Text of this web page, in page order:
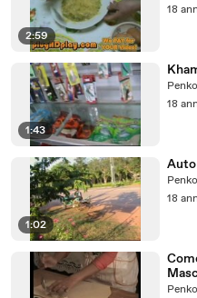
2:59
18
1:43
18
1:02
Auto
18